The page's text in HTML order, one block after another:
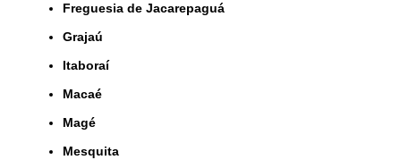
Freguesia de Jacarepaguá
Grajaú
Itaboraí
Macaé
Magé
Mesquita